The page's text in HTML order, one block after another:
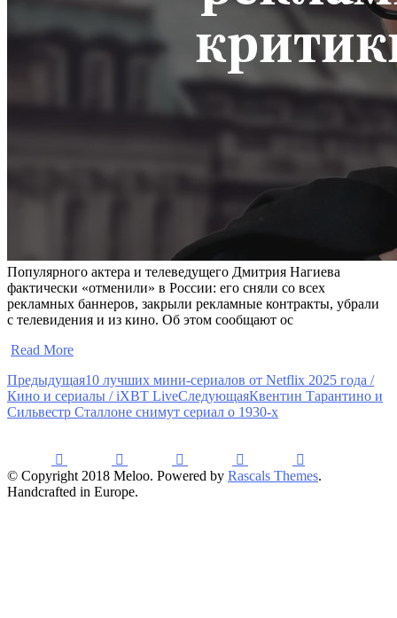
Популярного актера и телеведущего Дмитрия Нагиева
фактически «отменили» в России: его сняли со всех
рекламных баннеров, закрыли рекламные контракты, убрали
с телевидения и из кино. Об этом сообщают ос
Read More
Предыдущая10 лучших мини-сериалов от Netflix 2025 года /
Кино и сериалы / iXBT LiveСледующаяКвентин Тарантино и
Сильвестр Сталлоне снимут сериал о 1930-х
© Copyright 2018 Meloo. Powered by Rascals Themes.
Handcrafted in Europe.